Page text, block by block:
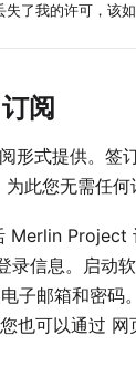
失了我的许可，该
阅
形式提供。签
此您无需任何
Merlin Project
录信息。启动
子邮箱和密码
也可以通过 网